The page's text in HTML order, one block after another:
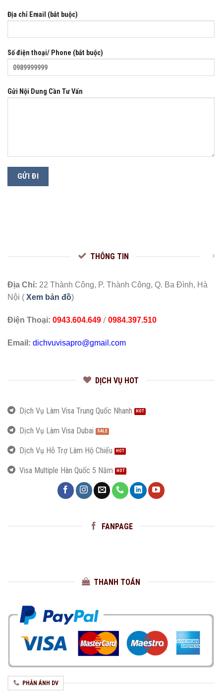
Địa chỉ Email (bắt buộc)
Số điện thoại/ Phone (bắt buộc)
Gửi Nội Dung Cần Tư Vấn
THÔNG TIN
Địa Chỉ: 22 Thành Công, P. Thành Công, Q. Ba Đình, Hà
Nội ( Xem bản đồ)
Điện Thoại: 0943.604.649 / 0984.397.510
Email: dichvuvisapro@gmail.com
DỊCH VỤ HOT
Dịch Vụ Làm Visa Trung Quốc Nhanh
Dịch Vụ Làm Visa Dubai
Dịch Vụ Hỗ Trợ Làm Hộ Chiếu
Visa Multiple Hàn Quốc 5 Năm
FANPAGE
THANH TOÁN
PHẢN ÁNH DV